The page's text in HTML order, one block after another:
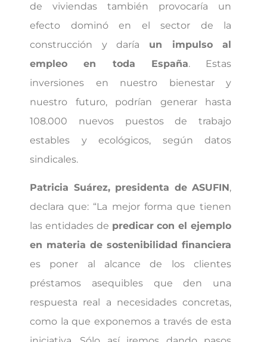
de viviendas también provocaría un
efecto dominó en el sector de la
construcción y daría un impulso al
empleo en toda España. Estas
inversiones en nuestro bienestar y
nuestro futuro, podrían generar hasta
108.000 nuevos puestos de trabajo
estables y ecológicos, según datos
sindicales.
Patricia Suárez, presidenta de ASUFIN,
declara que: “La mejor forma que tienen
las entidades de predicar con el ejemplo
en materia de sostenibilidad financiera
es poner al alcance de los clientes
préstamos asequibles que den una
respuesta real a necesidades concretas,
como la que exponemos a través de esta